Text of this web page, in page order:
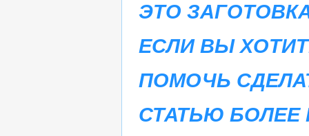
ЭТО
ЕСЛИ ВЫ
ПОМОЧЬ
СТАТЬЮ БОЛЕЕ